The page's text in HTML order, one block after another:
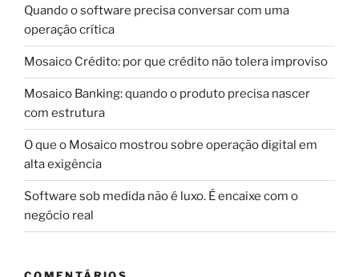
Quando o software precisa conversar com uma
operação crítica
Mosaico Crédito: por que crédito não tolera improviso
Mosaico Banking: quando o produto precisa nascer
com estrutura
O que o Mosaico mostrou sobre operação digital em
alta exigência
Software sob medida não é luxo. É encaixe com o
negócio real